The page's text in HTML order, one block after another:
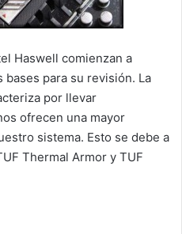
Haswell comienzan a
para su revisión. La
por llevar
ofrecen una mayor
sistema. Esto se debe a
Thermal Armor y TUF